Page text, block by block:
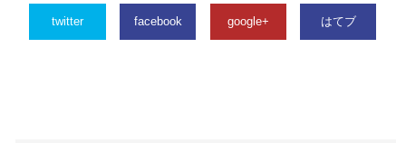
twitter facebook google+ はてブ